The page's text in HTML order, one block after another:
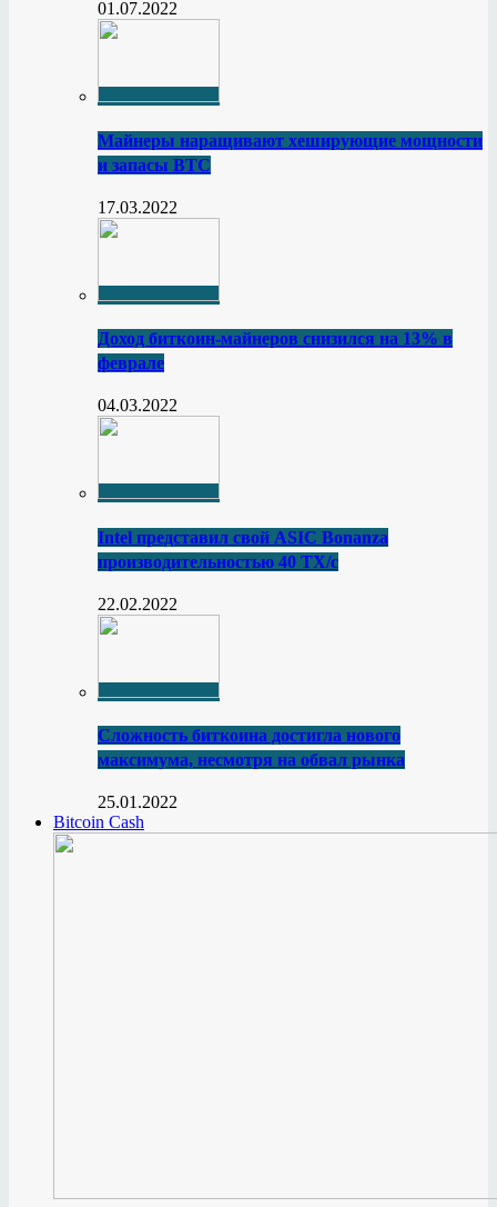
01.07.2022
Майнеры наращивают хеширующие мощности
и запасы BTC
17.03.2022
Доход биткоин-майнеров снизился на 13% в
феврале
04.03.2022
Intel представил свой ASIC Bonanza
производительностью 40 ТХ/с
22.02.2022
Сложность биткоина достигла нового
максимума, несмотря на обвал рынка
25.01.2022
Bitcoin Cash